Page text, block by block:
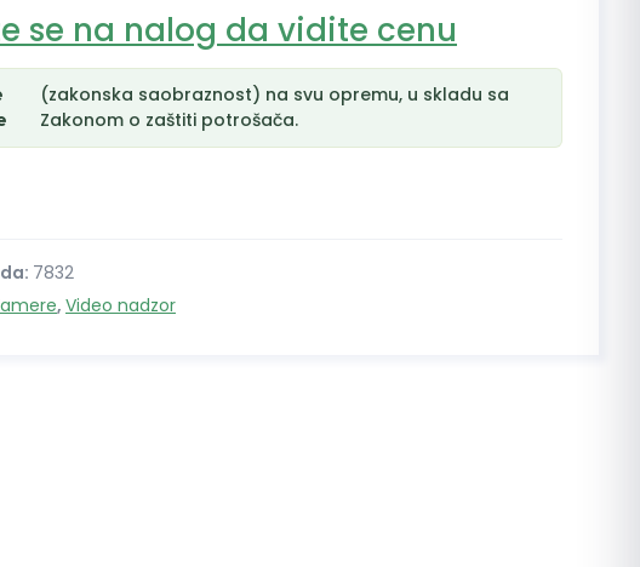
se na nalog da vidite cenu
(zakonska saobraznost) na svu opremu, u skladu sa
Zakonom o zaštiti potrošača.
7832
, Video nadzor